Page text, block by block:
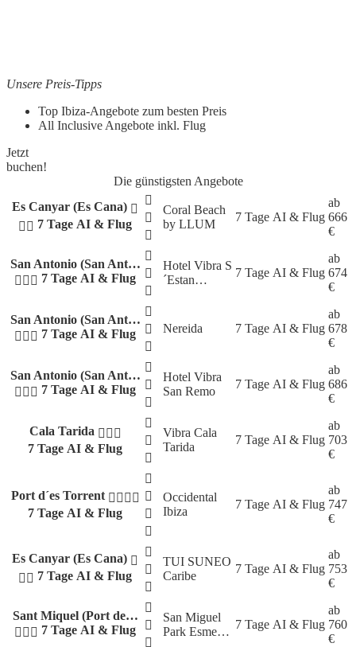
Unsere Preis-Tipps
Top Ibiza-Angebote zum besten Preis
All Inclusive Angebote inkl. Flug
Jetzt
buchen!
Die günstigsten Angebote
Es Canyar (Es Cana)
7 Tage AI & Flug
Coral Beach
by LLUM
7 Tage AI & Flug
ab
666
€
San Antonio (San Ant…
7 Tage AI & Flug
Hotel Vibra S
´Estan…
7 Tage AI & Flug
ab
674
€
San Antonio (San Ant…
7 Tage AI & Flug
Nereida 7 Tage AI & Flug
ab
678
€
San Antonio (San Ant…
7 Tage AI & Flug
Hotel Vibra
San Remo
7 Tage AI & Flug
ab
686
€
Cala Tarida
7 Tage AI & Flug
Vibra Cala
Tarida
7 Tage AI & Flug
ab
703
€
Port d´es Torrent
7 Tage AI & Flug
Occidental
Ibiza
7 Tage AI & Flug
ab
747
€
Es Canyar (Es Cana)
7 Tage AI & Flug
TUI SUNEO
Caribe
7 Tage AI & Flug
ab
753
€
Sant Miquel (Port de…
7 Tage AI & Flug
San Miguel
Park Esme…
7 Tage AI & Flug
ab
760
€